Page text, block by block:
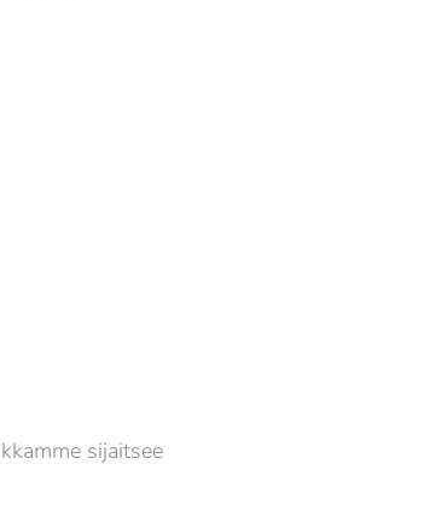
sijaitsee